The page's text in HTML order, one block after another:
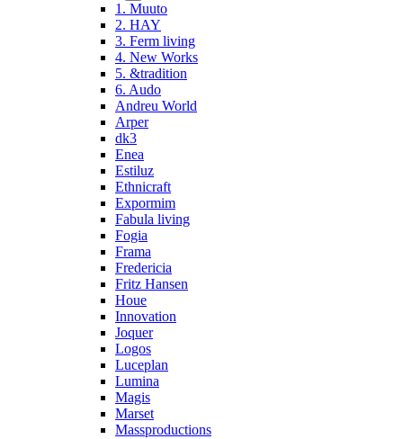
1. Muuto
2. HAY
3. Ferm living
4. New Works
5. &tradition
6. Audo
Andreu World
Arper
dk3
Enea
Estiluz
Ethnicraft
Expormim
Fabula living
Fogia
Frama
Fredericia
Fritz Hansen
Houe
Innovation
Joquer
Logos
Luceplan
Lumina
Magis
Marset
Massproductions